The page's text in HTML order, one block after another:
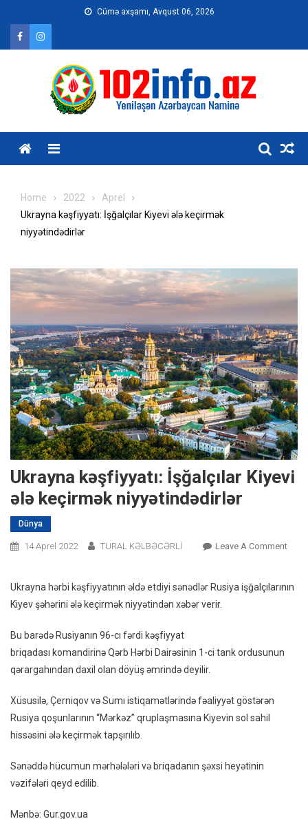
content
Cümə axşamı, Avqust 06, 2026
Home 2022
Aprel
Ukrayna kəşfiyyatı: İşğalçılar Kiyevi ələ keçirmək
niyyətindədirlər
Ukrayna kəşfiyyatı: İşğalçılar Kiyevi
ələ keçirmək niyyətindədirlər
Dünya
14 Aprel 2022 TURAL KƏLBƏCƏRLİ Leave A CommentOn
Ukrayna hərbi kəşfiyyatının əldə etdiyi sənədlər Rusiya işğalçılarının
Kiyev şəhərini ələ keçirmək niyyətindən xəbər verir.
Bu barədə Rusiyanın 96-cı fərdi kəşfiyyat
briqadası komandirinə Qərb Hərbi Dairəsinin 1-ci tank ordusunun
qərargahından daxil olan döyüş əmrində deyilir.
Xüsusilə, Çerniqov və Sumı istiqamətlərində fəaliyyət göstərən
Rusiya qoşunlarının “Mərkəz” qruplaşmasına Kiyevin sol sahil
hissəsini ələ keçirmək tapşırılıb.
Sənəddə hücumun mərhələləri və briqadanın şəxsi heyətinin
vəzifələri qeyd edilib.
Mənbə: Gur.gov.ua